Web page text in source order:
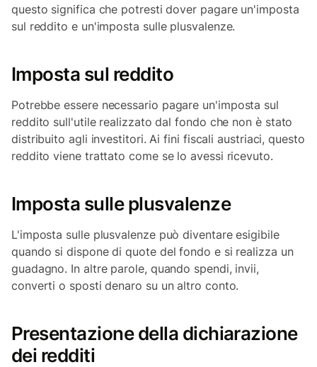
questo significa che potresti dover pagare un'imposta
sul reddito e un'imposta sulle plusvalenze.
Imposta sul reddito
Potrebbe essere necessario pagare un'imposta sul
reddito sull'utile realizzato dal fondo che non è stato
distribuito agli investitori. Ai fini fiscali austriaci, questo
reddito viene trattato come se lo avessi ricevuto.
Imposta sulle plusvalenze
L'imposta sulle plusvalenze può diventare esigibile
quando si dispone di quote del fondo e si realizza un
guadagno. In altre parole, quando spendi, invii,
converti o sposti denaro su un altro conto.
Presentazione della dichiarazione
dei redditi